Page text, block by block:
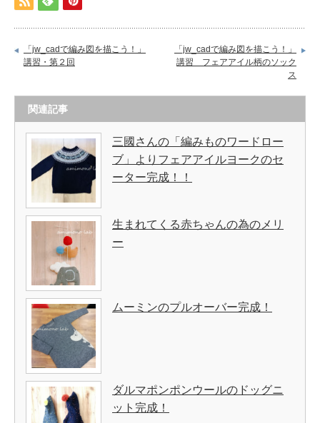
「jw_cadで編み図を描こう！」
講習・第２回
「jw_cadで編み図を描こう！」
講習 フェアアイル柄のソック
ス
関連記事
三國さんの「編みものワードロー
ブ」よりフェアアイルヨークのセ
ーター完成！！
生まれてくる赤ちゃんの為のメリ
ー
ムーミンのプルオーバー完成！
ダルマポンポンウールのドッグニ
ット完成！